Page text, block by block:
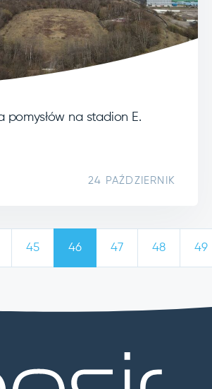
pomysłów na stadion E.
24 PAŹDZIERNIK
45 46 47 48 49